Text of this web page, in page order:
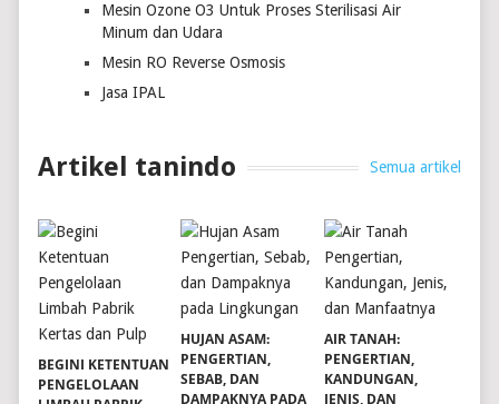
Mesin Ozone O3 Untuk Proses Sterilisasi Air
Minum dan Udara
Mesin RO Reverse Osmosis
Jasa IPAL
Artikel tanindo Semua artikel
BEGINI KETENTUAN
PENGELOLAAN
HUJAN ASAM:
PENGERTIAN,
SEBAB, DAN
DAMPAKNYA PADA
AIR TANAH:
PENGERTIAN,
KANDUNGAN,
JENIS, DAN